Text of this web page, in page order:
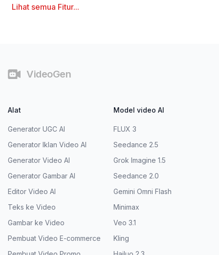
Lihat semua Fitur...
VideoGen
Alat
Generator UGC AI
Generator Iklan Video AI
Generator Video AI
Generator Gambar AI
Editor Video AI
Teks ke Video
Gambar ke Video
Pembuat Video E-commerce
Model video AI
FLUX 3
Seedance 2.5
Grok Imagine 1.5
Seedance 2.0
Gemini Omni Flash
Minimax
Veo 3.1
Kling